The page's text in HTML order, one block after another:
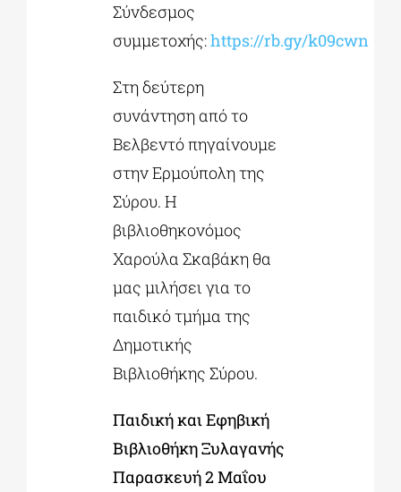
Σύνδεσμος
συμμετοχής:https://rb.gy/k09cwn
Στη δεύτερη
συνάντηση από το
Βελβεντό πηγαίνουμε
στην Ερμούπολη της
Σύρου. Η
βιβλιοθηκονόμος
Χαρούλα Σκαβάκη θα
μας μιλήσει για το
παιδικό τμήμα της
Δημοτικής
Βιβλιοθήκης Σύρου.
Παιδική και Εφηβική
Βιβλιοθήκη Ξυλαγανής
Παρασκευή 2 Μαΐου